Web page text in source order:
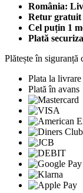
România:
Retur gratuit
Cel puțin 1
Plată
Plătește în siguranță
Plata la livrare
Plată în avans